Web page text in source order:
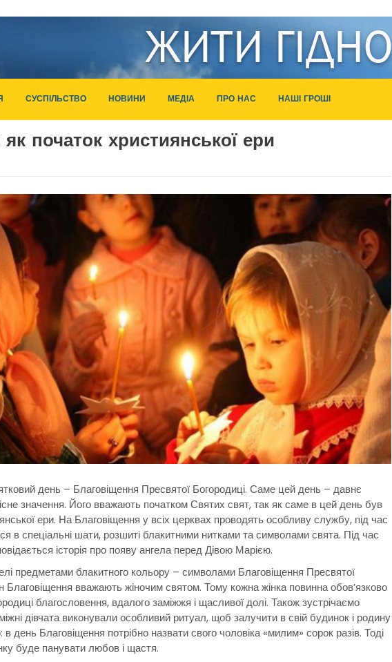
СУСПІЛЬСТВО НОВИНИ МЕДІА ПРО НАС НАШІ ГРОШІ
початок християнської ери
день – Благовіщення Пресвятої Богородиці. Саме цей день – давнє
значення. Його вважають початком Святих свят, так як саме в цей день був
ери. На Благовіщення у всіх церквах проводять особливу службу, під час
в спеціальні шати, розшиті блакитними нитками та символами свята. Під час
історія про появу ангела перед Дівою Марією.
предметами блакитного кольору – символами Благовіщення Пресвятої
Благовіщення вважають жіночим святом. Тому кожна жінка повинна обов’язково
благословення, вдалого заміжжя і щасливої долі. Також зустрічаємо
дівчата виконували особливий ритуал, щоб залучити в свій будинок і родину
в день Благовіщення потрібно назвати свого чоловіка «милим» сорок разів. Тоді
буде панувати любов і щастя.